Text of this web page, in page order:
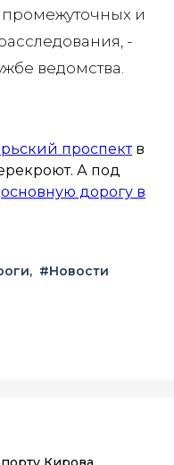
и
-
ведомства.
проспектв
А под
основную дорогу в
#Новости